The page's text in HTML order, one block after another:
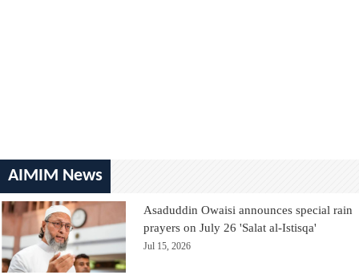
AIMIM News
Asaduddin Owaisi announces special rain
prayers on July 26 'Salat al-Istisqa'
Jul 15, 2026